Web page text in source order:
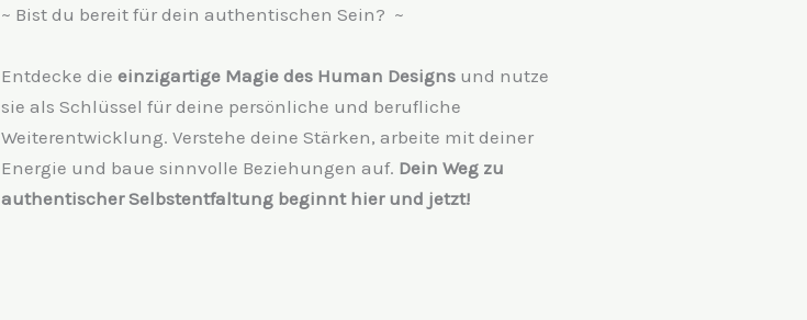
~ Bist du bereit für dein authentischen Sein? ~
Entdecke die einzigartige Magie des Human Designs und nutze
sie als Schlüssel für deine persönliche und berufliche
Weiterentwicklung. Verstehe deine Stärken, arbeite mit deiner
Energie und baue sinnvolle Beziehungen auf. Dein Weg zu
authentischer Selbstentfaltung beginnt hier und jetzt!